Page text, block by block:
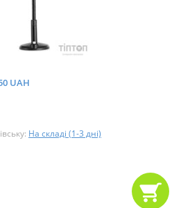
UAH
На складі (1-3 дні)